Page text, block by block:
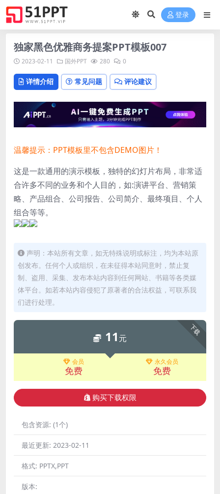
登录
独家黑色优雅商务提案PPT模板007
2023-02-11 国外PPT 280 0
详情介绍 常见问题 评论建议
温馨提示：PPT模板里不包含DEMO图片！
这是一款通用的演示模板，独特的幻灯片布局，非常适
合许多不同的业务和个人目的，如:演讲平台、营销策
略、产品组合、公司报告、公司简介、最终项目、个人
组合等等。
声明：本站所有文章，如无特殊说明或标注，均为本站原
创发布。任何个人或组织，在未征得本站同意时，禁止复
制、盗用、采集、发布本站内容到任何网站、书籍等各类媒
体平台。如若本站内容侵犯了原著者的合法权益，可联系我
们进行处理。
下载
11 元
会员
免费
永久会员
免费
购买下载权限
包含资源: (1个)
最近更新: 2023-02-11
格式: PPTX,PPT
版本: